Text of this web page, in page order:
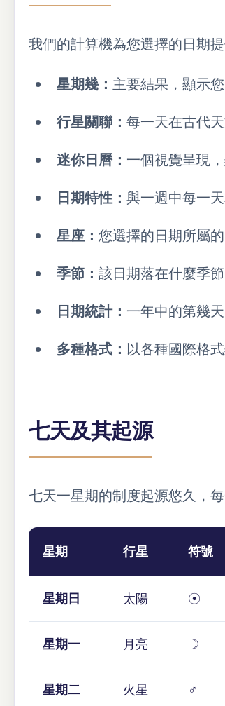
我們的計算機為您選擇的日期提
星期幾： 主要結果，顯示
行星關聯： 每一天在古代
迷你日曆： 一個視覺呈現
日期特性： 與一週中每一
星座： 您選擇的日期所屬的
季節： 該日期落在什麼季
日期統計： 一年中的第幾
多種格式： 以各種國際格
七天及其起源
七天一星期的制度起源悠久，
星期 行星 符號
星期日 太陽 ☉
星期一 月亮 ☽
星期二 火星 ♂